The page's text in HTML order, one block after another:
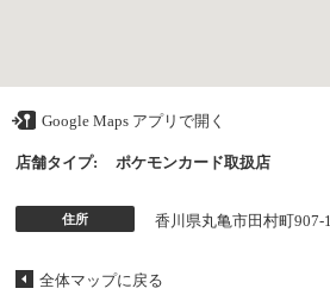
Google Maps アプリで開く
店舗タイプ: ポケモンカード取扱店
住所 香川県丸亀市田村町907-1
全体マップに戻る